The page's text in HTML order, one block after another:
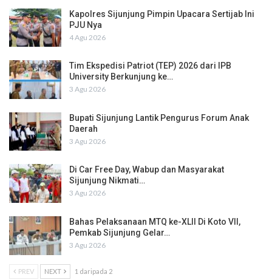
Kapolres Sijunjung Pimpin Upacara Sertijab Ini
PJU Nya
4 Agu 2026
Tim Ekspedisi Patriot (TEP) 2026 dari IPB
University Berkunjung ke…
3 Agu 2026
Bupati Sijunjung Lantik Pengurus Forum Anak
Daerah
3 Agu 2026
Di Car Free Day, Wabup dan Masyarakat
Sijunjung Nikmati…
3 Agu 2026
Bahas Pelaksanaan MTQ ke-XLII Di Koto VII,
Pemkab Sijunjung Gelar…
3 Agu 2026
PREV NEXT 1 daripada 2